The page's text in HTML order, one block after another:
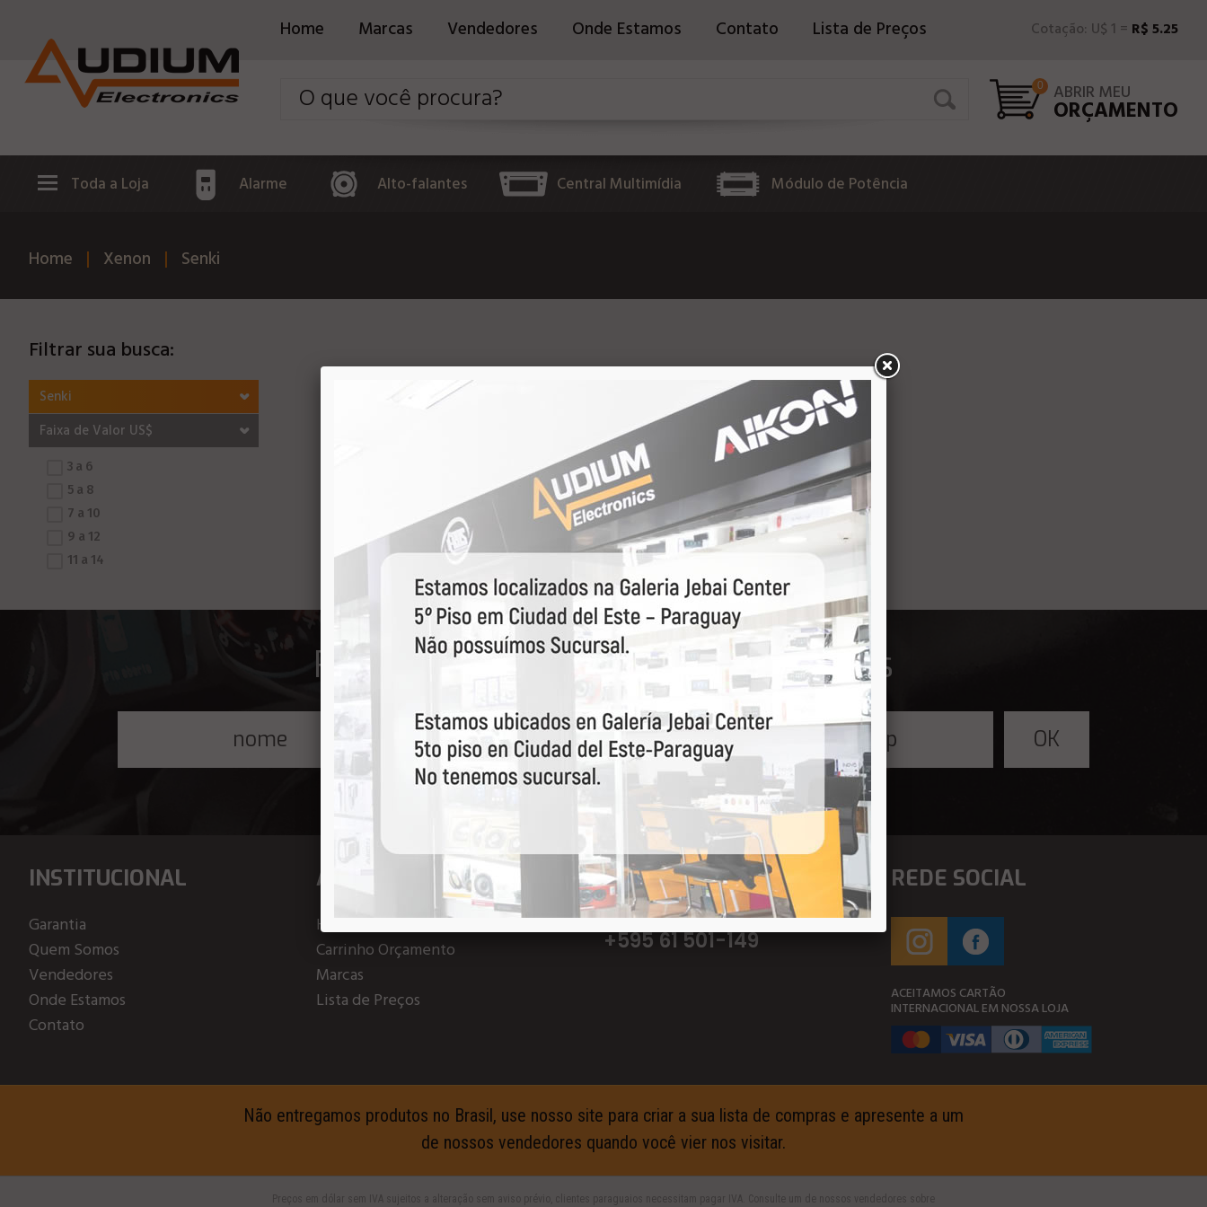
Home Marcas Vendedores Onde Estamos Contato Lista de Preços Cotação: U$ 1 = R$ 5.25
0 ABRIR MEU
ORÇAMENTO
Toda a Loja Alarme Alto-falantes Central Multimídia Módulo de Potência
Home Xenon Senki
Filtrar sua busca:
Senki
Faixa de Valor US$
3 a 6
5 a 8
7 a 10
9 a 12
11 a 14
Receba por primeiro nossas ofertas
INSTITUCIONAL
Garantia
Quem Somos
Vendedores
Onde Estamos
Contato
ATENDIMENTO
Home
Carrinho Orçamento
Marcas
Lista de Preços
TELEVENDAS
+595 61 501-149
REDE SOCIAL
ACEITAMOS CARTÃO
INTERNACIONAL EM NOSSA LOJA
Não entregamos produtos no Brasil, use nosso site para criar a sua lista de compras e apresente a um
de nossos vendedores quando você vier nos visitar.